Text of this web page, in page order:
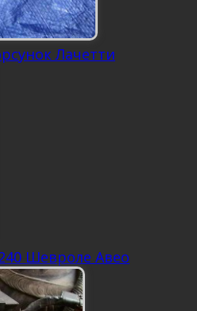
Лачетти
Шевроле Авео